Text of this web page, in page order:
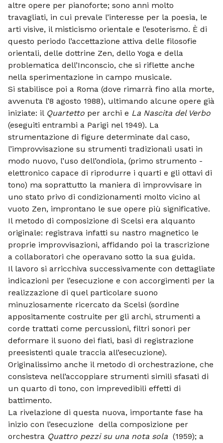
altre opere per pianoforte; sono anni molto
travagliati, in cui prevale l’interesse per la poesia, le
arti visive, il misticismo orientale e l’esoterismo. È di
questo periodo l’accettazione attiva delle filosofie
orientali, delle dottrine Zen, dello Yoga e della
problematica dell’Inconscio, che si riflette anche
nella sperimentazione in campo musicale.
Si stabilisce poi a Roma (dove rimarrà fino alla morte,
avvenuta l’8 agosto 1988), ultimando alcune opere già
iniziate: il Quartetto per archi e La Nascita del Verbo
(eseguiti entrambi a Parigi nel 1949). La
strumentazione di figure determinate dal caso,
l’improvvisazione su strumenti tradizionali usati in
modo nuovo, l’uso dell’ondiola, (primo strumento -
elettronico capace di riprodurre i quarti e gli ottavi di
tono) ma soprattutto la maniera di improvvisare in
uno stato privo di condizionamenti molto vicino al
vuoto Zen, improntano le sue opere più significative.
Il metodo di composizione di Scelsi era alquanto
originale: registrava infatti su nastro magnetico le
proprie improvvisazioni, affidando poi la trascrizione
a collaboratori che operavano sotto la sua guida.
Il lavoro si arricchiva successivamente con dettagliate
indicazioni per l’esecuzione e con accorgimenti per la
realizzazione di quel particolare suono
minuziosamente ricercato da Scelsi (sordine
appositamente costruite per gli archi, strumenti a
corde trattati come percussioni, filtri sonori per
deformare il suono dei fiati, basi di registrazione
preesistenti quale traccia all’esecuzione).
Originalissimo anche il metodo di orchestrazione, che
consisteva nell’accoppiare strumenti simili sfasati di
un quarto di tono, con imprevedibili effetti di
battimento.
La rivelazione di questa nuova, importante fase ha
inizio con l’esecuzione della composizione per
orchestra Quattro pezzi su una nota sola (1959); a